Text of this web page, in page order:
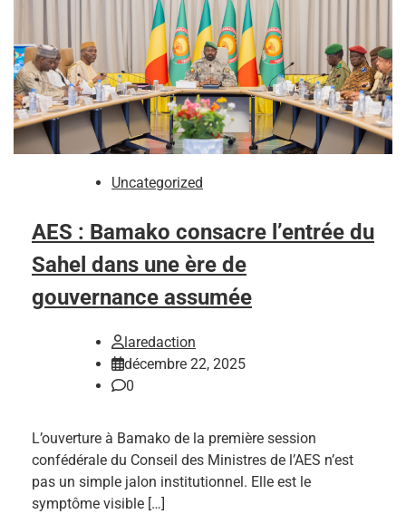
Uncategorized
AES : Bamako consacre l’entrée du
Sahel dans une ère de
gouvernance assumée
laredaction
décembre 22, 2025
0
L’ouverture à Bamako de la première session
confédérale du Conseil des Ministres de l’AES n’est
pas un simple jalon institutionnel. Elle est le
symptôme visible […]